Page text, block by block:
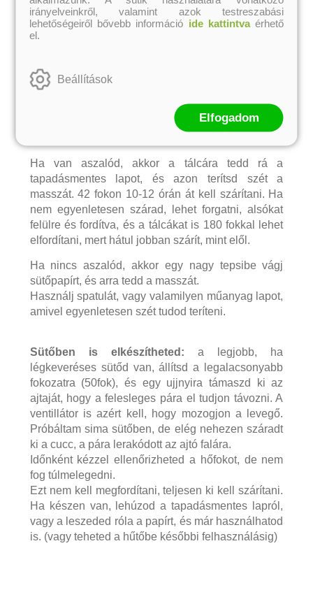
mérve)
A gyümölcsöket tisztítjuk, aprítjuk, és betesszük a
forogna, akkor gyakran mozgassuk meg, egy erre a
célra szolgáló rúddal nyomkodjuk le a
Babakaja: de sok ilyen gyümölcspépet készítettem
Ha van aszalód, akkor a tálcára tedd rá a
tapadásmentes lapot, és azon terítsd szét a
masszát. 42 fokon 10-12 órán át kell szárítani. Ha
nem egyenletesen szárad, lehet forgatni, alsókat
felülre és fordítva, és a tálcákat is 180 fokkal lehet
elfordítani, mert hátul jobban szárít, mint elől.
Ha nincs aszalód, akkor egy nagy tepsibe vágj
sütőpapírt, és arra tedd a masszát.
Használj spatulát, vagy valamilyen műanyag lapot,
amivel egyenletesen szét tudod teríteni.
Sütőben is elkészítheted: a legjobb, ha
légkeveréses sütőd van, állítsd a legalacsonyabb
fokozatra (50fok), és egy ujjnyira támaszd ki az
ajtaját, hogy a felesleges pára el tudjon távozni. A
ventillátor is azért kell, hogy mozogjon a levegő.
Próbáltam sima sütőben, de elég nehezen száradt
ki a cucc, a pára lerakódott az ajtó falára.
Időnként kézzel ellenőrizheted a hőfokot, de nem
fog túlmelegedni.
Ezt nem kell megfordítani, teljesen ki kell szárítani.
Ha készen van, lehúzod a tapadásmentes lapról,
vagy a leszeded róla a papírt, és már használhatod
is. (vagy teheted a hűtőbe későbbi felhasználásig)
irányelveinkről, valamint azok testreszabási
lehetőségeiről bővebb információ ide kattintvaérhető
el.
Beállítások
Elfogadom